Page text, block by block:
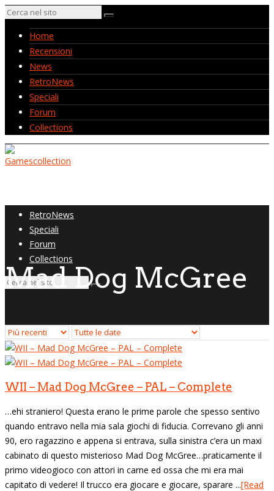
Home
Recensioni
News
RetroNews
Speciali
Forum
Collections
RetroNews
Speciali
Forum
Collections
Mad Dog McGree
WII – Mad Dog McGree – PAL – Complete
…ehi straniero! Questa erano le prime parole che spesso sentivo
quando entravo nella mia sala giochi di fiducia. Correvano gli anni
90, ero ragazzino e appena si entrava, sulla sinistra c’era un maxi
cabinato di questo misterioso Mad Dog McGree…praticamente il
primo videogioco con attori in carne ed ossa che mi era mai
capitato di vedere! Il trucco era giocare e giocare, sparare ...[Read